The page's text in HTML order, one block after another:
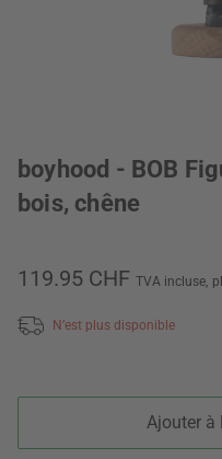
boyhood - BOB
bois, chêne
119.95 CHF TVA incluse,
N’est plus disponible
Ajouter à